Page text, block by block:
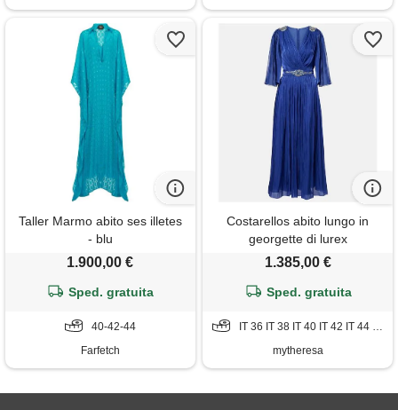
Taller Marmo abito ses illetes
- blu
1.900,00 €
Sped. gratuita
40-42-44
Farfetch
Costarellos abito lungo in
georgette di lurex
1.385,00 €
Sped. gratuita
IT 36 IT 38 IT 40 IT 42 IT 44 IT 46 IT 48
mytheresa